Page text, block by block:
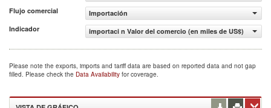
Flujo comercial
Importación
Indicador
importaci n Valor del comercio (en miles de US$)
Please note the exports, imports and tariff data are based on reported data and not gap
filled. Please check the Data Availability for coverage.